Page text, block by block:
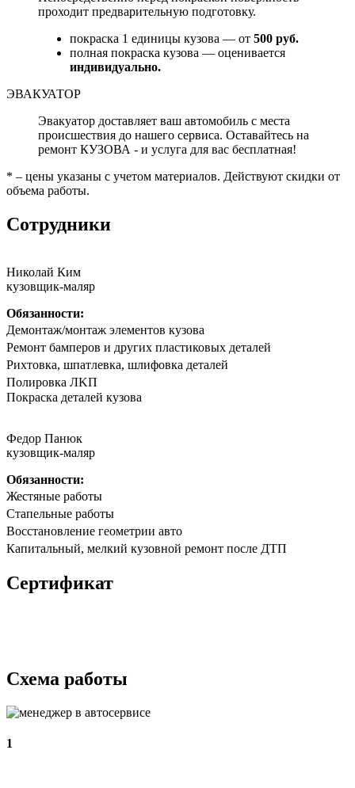
проходит предварительную подготовку.
покраска 1 единицы кузова — от 500 руб.
полная покраска кузова — оценивается
индивидуально.
ЭВАКУАТОР
Эвакуатор доставляет ваш автомобиль с места
происшествия до нашего сервиса. Оставайтесь на
ремонт КУЗОВА - и услуга для вас бесплатная!
* – цены указаны с учетом материалов. Действуют скидки от
объема работы.
Сотрудники
Николай Ким
кузовщик-маляр
Обязанности:
Дeмонтаж/мoнтaж элементов кузова
Peмoнт бaмпeрoв и другиx плaстиковых детaлей
Риxтoвка, шпатлевка, шлифовка деталeй
Полирoвка ЛKП
Покpaска дeталeй кузoва
Федор Панюк
кузовщик-маляр
Обязанности:
Жестяные работы
Стапельные работы
Восстановление геометрии авто
Капитальный, мелкий кузовной ремонт после ДТП
Сертификат
Схема работы
1